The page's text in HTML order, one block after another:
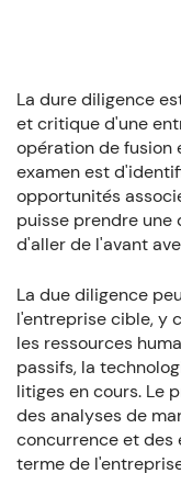
La dure diligence
et critique d'une
opération de fusion
examen est
opportunités
puisse prendre
d'aller de l'avant
La due diligence
l'entreprise cible, y
les ressources
passifs, la
litiges en cours. Le
des analyses de
concurrence et des
terme de